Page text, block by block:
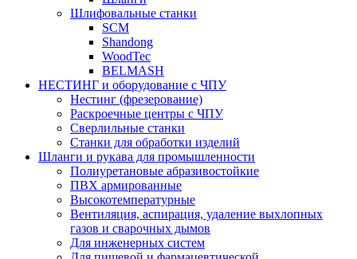
Шлифовальные станки
SCM
Shandong
WoodTec
BELMASH
НЕСТИНГ и оборудование с ЧПУ
Нестинг (фрезерование)
Раскроечные центры с ЧПУ
Сверлильные станки
Станки для обработки изделий
Шланги и рукава для промышленности
Полиуретановые абразивостойкие
ПВХ армированные
Высокотемпературные
Вентиляция, аспирация, удаление выхлопных
газов и сварочных дымов
Для инженерных систем